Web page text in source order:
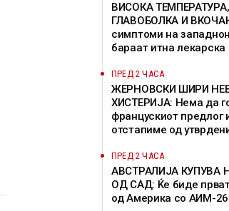
ВИСОКА
ГЛАВОБОЛКА И
симптоми на
бараат итна
ПРЕД 2 ЧАСА
ЖЕРНОВСКИ ШИРИ
ХИСТЕРИЈА: Нема да
францускиот предлог
отстапиме од
ПРЕД 2 ЧАСА
АВСТРАЛИЈА КУПУВА
ОД САД: Ќе биде
од Америка со АИМ-